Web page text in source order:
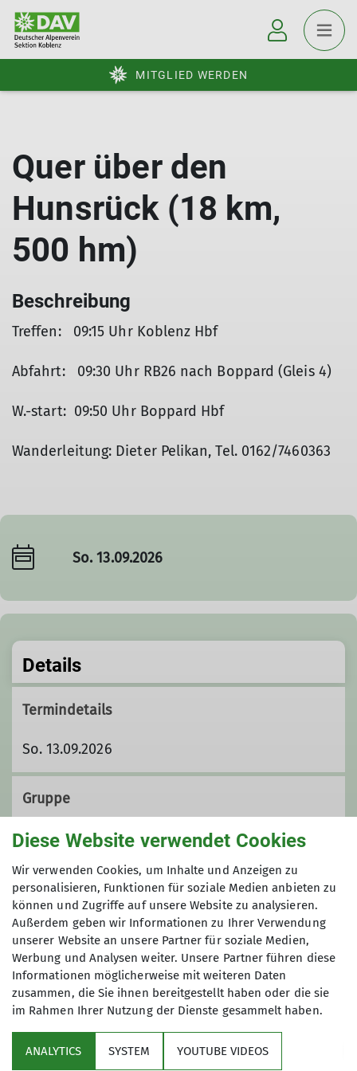
MITGLIED WERDEN
Quer über den
Hunsrück (18 km,
500 hm)
Beschreibung
Treffen: 09:15 Uhr Koblenz Hbf
Abfahrt: 09:30 Uhr RB26 nach Boppard (Gleis 4)
W.-start: 09:50 Uhr Boppard Hbf
Wanderleitung: Dieter Pelikan, Tel. 0162/7460363
So. 13.09.2026
Details
Termindetails
So. 13.09.2026
Gruppe
Wandergruppe
Wir sind eine Gruppe von
Wanderfreund*innen, die ihre Freizeit
mit Tageswanderungen im Umkreis bis
etwa 100 km um Koblenz herum
verbringen. Unsere Wanderungen
wandern wir in einem moderaten
Tempo von etwa vier Kilometern pro
Sektion
Diese Website verwendet Cookies
Wir verwenden Cookies, um Inhalte und Anzeigen zu
personalisieren, Funktionen für soziale Medien anbieten zu
können und Zugriffe auf unsere Website zu analysieren.
Außerdem geben wir Informationen zu Ihrer Verwendung
unserer Website an unsere Partner für soziale Medien,
Werbung und Analysen weiter. Unsere Partner führen diese
Informationen möglicherweise mit weiteren Daten
zusammen, die Sie ihnen bereitgestellt haben oder die sie
im Rahmen Ihrer Nutzung der Dienste gesammelt haben.
ANALYTICS SYSTEM YOUTUBE VIDEOS